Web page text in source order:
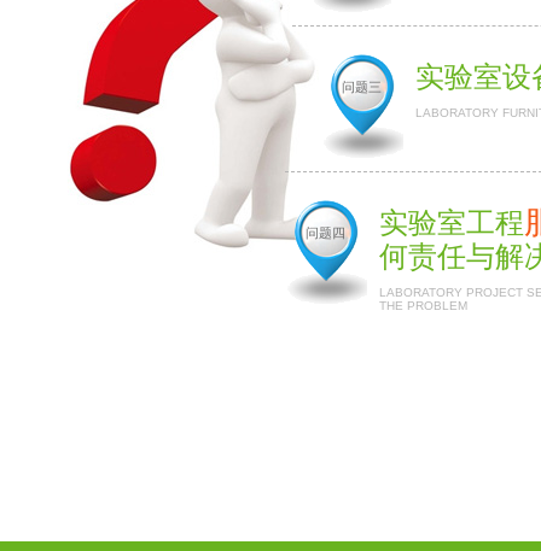
问题三 实验室设
LABORATORY
问题四 实验室工程
何责任与解
LABORATORY PROJECT
THE PROBLEM